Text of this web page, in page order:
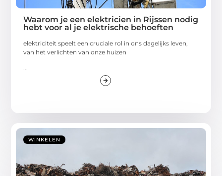
Waarom je een elektricien in Rijssen nodig
hebt voor al je elektrische behoeften
elektriciteit speelt een cruciale rol in ons dagelijks leven,
van het verlichten van onze huizen
...
WINKELEN